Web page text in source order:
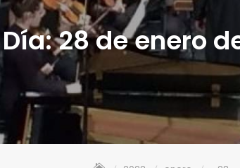
Día:28 de enero